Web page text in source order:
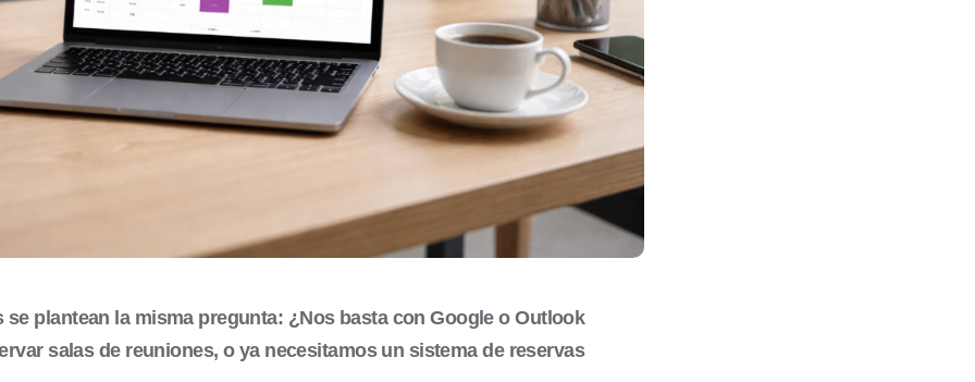
se plantean la misma pregunta: ¿Nos basta con Google o Outlook
salas de reuniones, o ya necesitamos un sistema de reservas